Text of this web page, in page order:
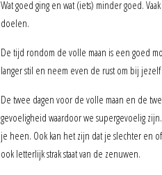
Wat goed ging en wat (iets) minder goed.
doelen.
De tijd rondom de volle maan is een goed
langer stil en neem even de rust om bij
De twee dagen voor de volle maan en de
gevoeligheid waardoor we supergevoelig
je heen. Ook kan het zijn dat je slechter en
ook letterlijk strak staat van de zenuwen.